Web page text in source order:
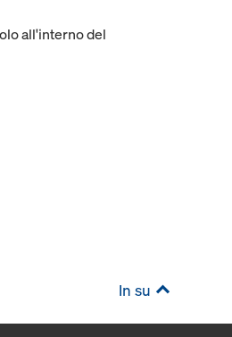
all'interno del
In su